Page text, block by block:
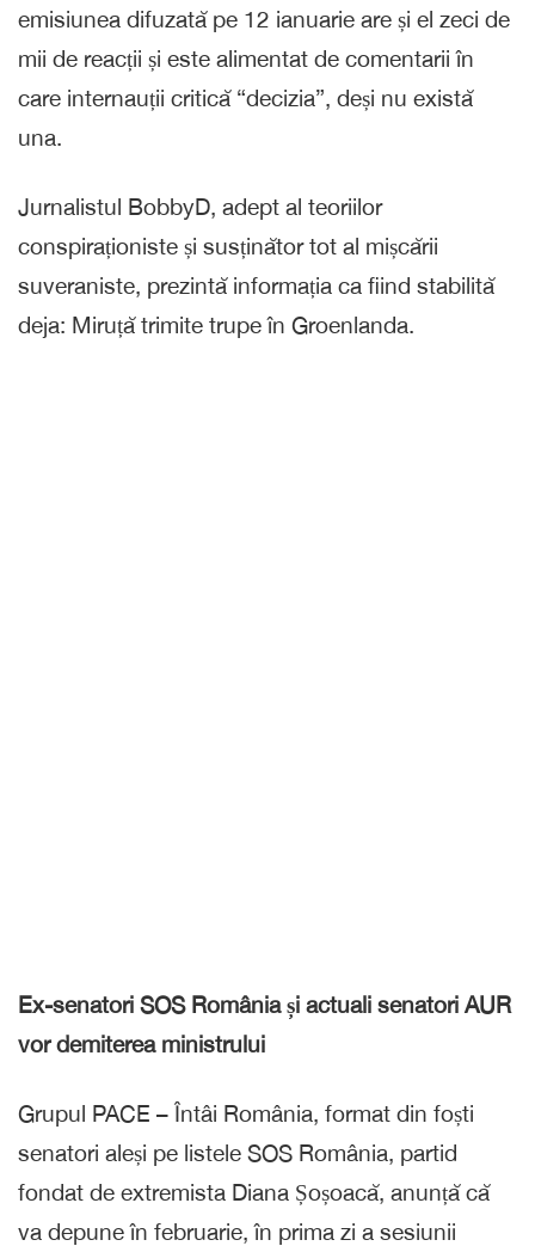
emisiunea difuzată pe 12 ianuarie are și el zeci de
mii de reacții și este alimentat de comentarii în
care internauții critică “decizia”, deși nu există
una.
Jurnalistul BobbyD, adept al teoriilor
conspiraționiste și susținător tot al mișcării
suveraniste, prezintă informația ca fiind stabilită
deja: Miruță trimite trupe în Groenlanda.
Ex-senatori SOS România și actuali senatori AUR
vor demiterea ministrului
Grupul PACE – Întâi România, format din foști
senatori aleși pe listele SOS România, partid
fondat de extremista Diana Șoșoacă, anunță că
va depune în februarie, în prima zi a sesiunii